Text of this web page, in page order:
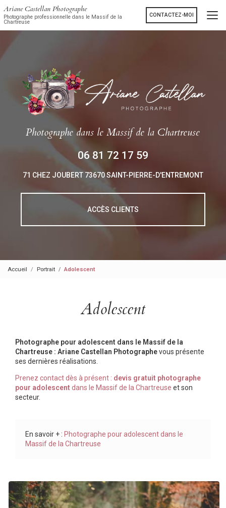
au
contenu
Ariane Castellan Photographe
Photographe professionnelle dans le Massif de la
Chartreuse
CONTACTEZ-MOI
Photographedans le Massif de la Chartreuse
06 81 72 17 59
71 CHEZ JOUBERT 73670 SAINT-PIERRE-D'ENTREMONT
ACCÈS CLIENTS
Accueil Portrait Adolescent
Adolescent
Photographe pour adolescent dans le Massif de la
Chartreuse : Ariane Castellan Photographevous présente
ses dernières réalisations.
Prenez contact dès à présent : devis gratuit photographe
pour adolescent dans le Massif de la Chartreuse et son
secteur.
En savoir + : Photographe pour adolescent dans le
Massif de la Chartreuse